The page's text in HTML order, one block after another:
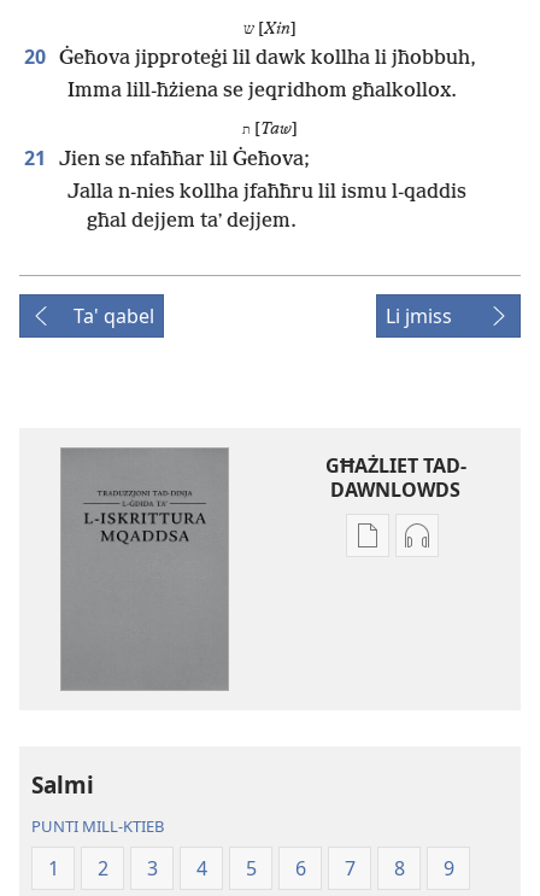
ש [Xin
20 Ġeħova jipproteġi lil dawk kollha li jħobbuh,
Imma lill-ħżiena se jeqridhom għalkollox.
ת Taw
21
Jien se nfaħħar lil Ġeħova;
Jalla n-nies kollha jfaħħru lil ismu l-qaddis
għal dejjem taʼ dejjem.
Ta' qabel Li jmiss
GĦAŻLIET TAD-
DAWNLOWDS
GħażlietGħażliet
Ġdida
Salmi
PUNTI MILL-KTIEB
1 2 3 4 5 6 7 8
9